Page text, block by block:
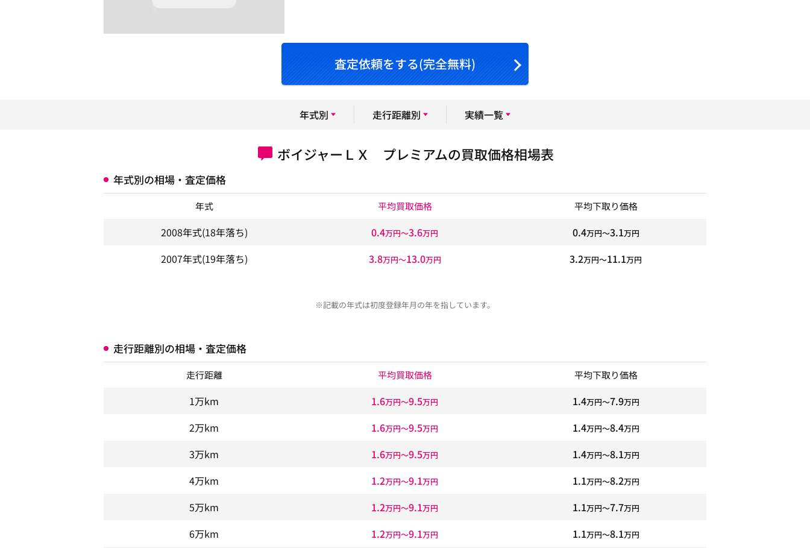
査定依頼をする(完全無料)
年式別 走行距離別 実績一覧
ボイジャーＬＸ プレミアムの買取価格相場表
年式別の相場・査定価格
年式 平均買取価格 平均下取り価格
2008年式(18年落ち) 0.4万円〜3.6万円 0.4万円〜3.1万円
2007年式(19年落ち) 3.8万円〜13.0万円 3.2万円〜11.1万円
※記載の年式は初度登録年月の年を指しています。
走行距離別の相場・査定価格
走行距離 平均買取価格 平均下取り価格
1万km 1.6万円〜9.5万円 1.4万円〜7.9万円
2万km 1.6万円〜9.5万円 1.4万円〜8.4万円
3万km 1.6万円〜9.5万円 1.4万円〜8.1万円
4万km 1.2万円〜9.1万円 1.1万円〜8.2万円
5万km 1.2万円〜9.1万円 1.1万円〜7.7万円
6万km 1.2万円〜9.1万円 1.1万円〜8.1万円